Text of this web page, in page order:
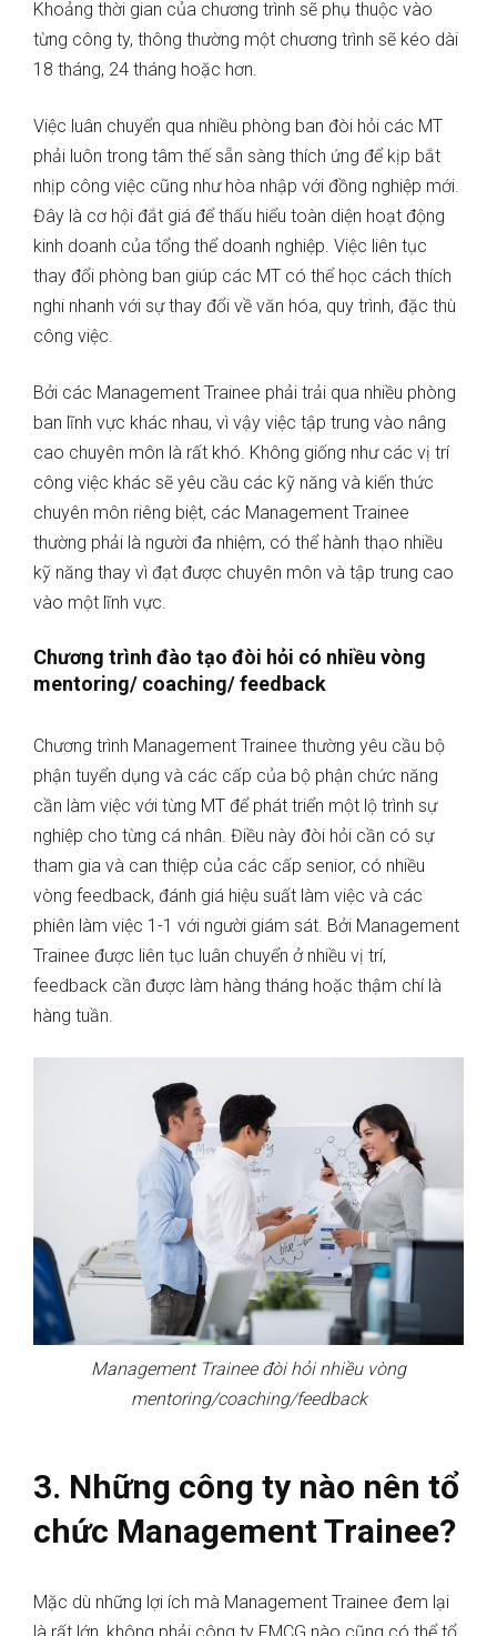
Khoảng thời gian của chương trình sẽ phụ thuộc vào
từng công ty, thông thường một chương trình sẽ kéo dài
18 tháng, 24 tháng hoặc hơn.
Việc luân chuyển qua nhiều phòng ban đòi hỏi các MT
phải luôn trong tâm thế sẵn sàng thích ứng để kịp bắt
nhịp công việc cũng như hòa nhập với đồng nghiệp mới.
Đây là cơ hội đắt giá để thấu hiểu toàn diện hoạt động
kinh doanh của tổng thể doanh nghiệp. Việc liên tục
thay đổi phòng ban giúp các MT có thể học cách thích
nghi nhanh với sự thay đổi về văn hóa, quy trình, đặc thù
công việc.
Bởi các Management Trainee phải trải qua nhiều phòng
ban lĩnh vực khác nhau, vì vậy việc tập trung vào nâng
cao chuyên môn là rất khó. Không giống như các vị trí
công việc khác sẽ yêu cầu các kỹ năng và kiến thức
chuyên môn riêng biệt, các Management Trainee
thường phải là người đa nhiệm, có thể hành thạo nhiều
kỹ năng thay vì đạt được chuyên môn và tập trung cao
vào một lĩnh vực.
Chương trình đào tạo đòi hỏi có nhiều vòng
mentoring/ coaching/ feedback
Chương trình Management Trainee thường yêu cầu bộ
phận tuyển dụng và các cấp của bộ phận chức năng
cần làm việc với từng MT để phát triển một lộ trình sự
nghiệp cho từng cá nhân. Điều này đòi hỏi cần có sự
tham gia và can thiệp của các cấp senior, có nhiều
vòng feedback, đánh giá hiệu suất làm việc và các
phiên làm việc 1-1 với người giám sát. Bởi Management
Trainee được liên tục luân chuyển ở nhiều vị trí,
feedback cần được làm hàng tháng hoặc thậm chí là
hàng tuần.
Management Trainee đòi hỏi nhiều vòng
mentoring/coaching/feedback
3. Những công ty nào nên tổ
chức Management Trainee?
Mặc dù những lợi ích mà Management Trainee đem lại